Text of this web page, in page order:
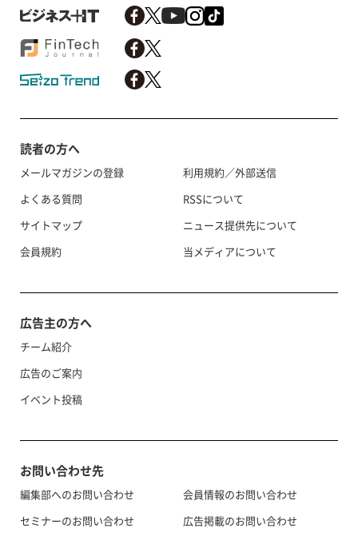
読者の方へ
メールマガジンの登録
よくある質問
サイトマップ
会員規約
利用規約／外部送信
RSSについて
ニュース提供先について
当メディアについて
広告主の方へ
チーム紹介
広告のご案内
イベント投稿
お問い合わせ先
編集部へのお問い合わせ
セミナーのお問い合わせ
会員情報のお問い合わせ
広告掲載のお問い合わせ